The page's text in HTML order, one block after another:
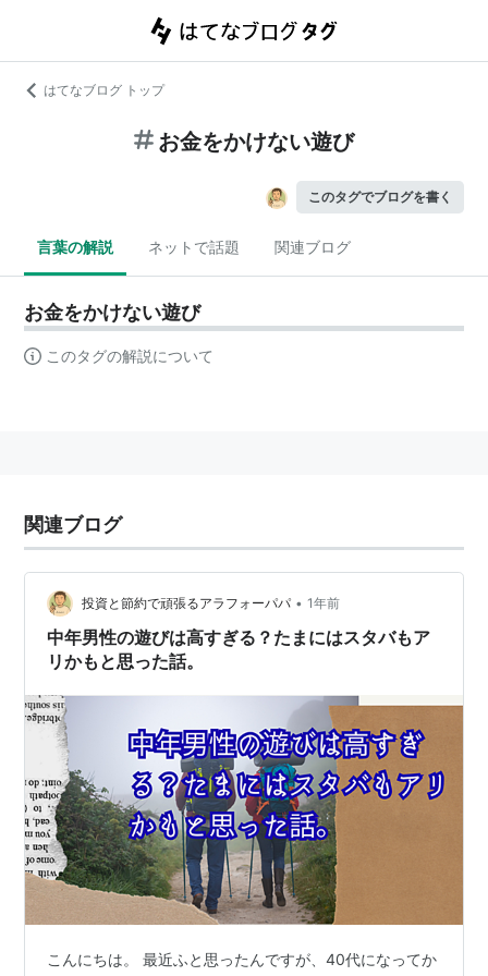
はてなブログ トップ
お金をかけない遊び
このタグでブログを書く
言葉の解説 ネットで話題 関連ブログ
お金をかけない遊び
このタグの解説について
関連ブログ
投資と節約で頑張るアラフォーパパ • 1年前
中年男性の遊びは高すぎる？たまにはスタバもア
リかもと思った話。
こんにちは。 最近ふと思ったんですが、40代になってか